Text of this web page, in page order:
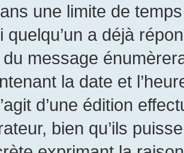
une limite de
quelqu’un a déjà
message
la date et
d’une édition
bien qu’ils